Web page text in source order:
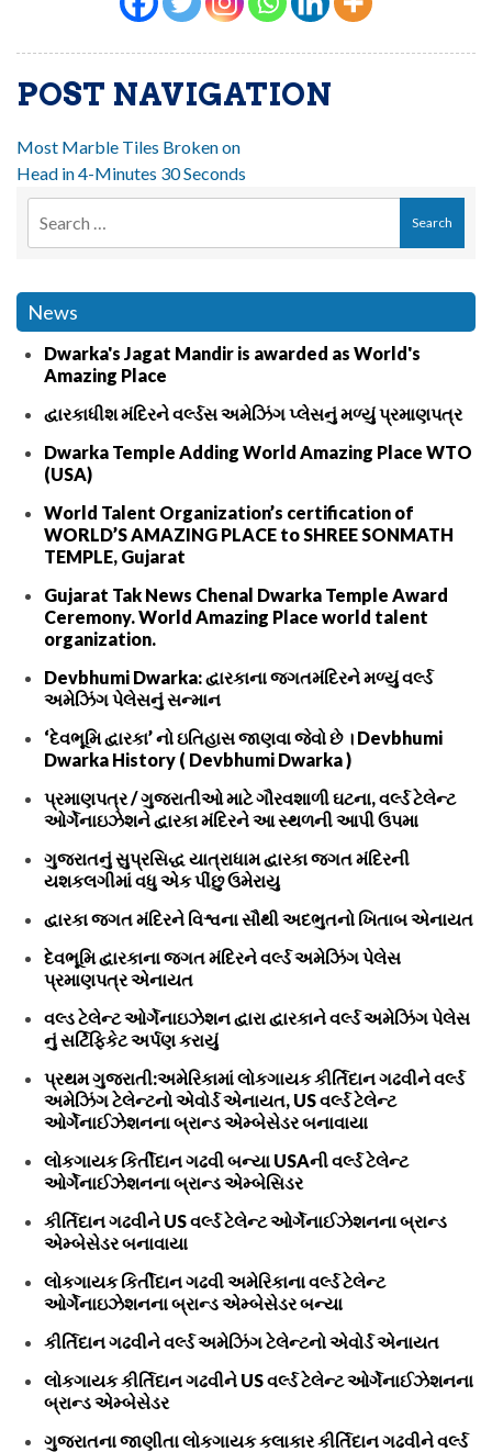
POST NAVIGATION
Most Marble Tiles Broken on
Head in 4-Minutes 30 Seconds
News
Dwarka's Jagat Mandir is awarded as World's
Amazing Place
દ્વારકાધીશ મંદિરને વર્લ્ડસ અમેઝિંગ પ્લેસનું મળ્યું પ્રમાણપત્ર
Dwarka Temple Adding World Amazing Place WTO
(USA)
World Talent Organization’s certification of
WORLD’S AMAZING PLACE to SHREE SONMATH
TEMPLE, Gujarat
Gujarat Tak News Chenal Dwarka Temple Award
Ceremony. World Amazing Place world talent
organization.
Devbhumi Dwarka: દ્વારકાના જગતમંદિરને મળ્યું વર્લ્ડ
અમેઝિંગ પેલેસનું સન્માન
‘દેવભૂમિ દ્વારકા’ નો ઇતિહાસ જાણવા જેવો છે । Devbhumi
Dwarka History ( Devbhumi Dwarka )
પ્રમાણપત્ર / ગુજરાતીઓ માટે ગૌરવશાળી ઘટના, વર્લ્ડ ટેલેન્ટ
ઓર્ગેનાઇઝેશને દ્વારકા મંદિરને આ સ્થળની આપી ઉપમા
ગુજરાતનું સુપ્રસિદ્ધ યાત્રાધામ દ્વારકા જગત મંદિરની
યશકલગીમાં વધુ એક પીંછુ ઉમેરાયુ
દ્વારકા જગત મંદિરને વિશ્વના સૌથી અદભુતનો ખિતાબ એનાયત
દેવભૂમિ દ્વારકાના જગત મંદિરને વર્લ્ડ અમેઝિંગ પેલેસ
પ્રમાણપત્ર એનાયત
વલ્ડ ટેલેન્ટ ઓર્ગેનાઇઝેશન દ્વારા દ્વારકાને વર્લ્ડ અમેઝિંગ પેલેસ
નું સર્ટિફિકેટ અર્પણ કરાયું
પ્રથમ ગુજરાતી:અમેરિકામાં લોકગાયક કીર્તિદાન ગઢવીને વર્લ્ડ
અમેઝિંગ ટેલેન્ટનો એવોર્ડ એનાયત, US વર્લ્ડ ટેલેન્ટ
ઓર્ગેનાઈઝેશનના બ્રાન્ડ એમ્બેસેડર બનાવાયા
લોકગાયક કિર્તીદાન ગઢવી બન્યા USAની વર્લ્ડ ટેલેન્ટ
ઓર્ગેનાઈઝેશનના બ્રાન્ડ એમ્બેસિડર
કીર્તિદાન ગઢવીને US વર્લ્ડ ટેલેન્ટ ઓર્ગેનાઈઝેશનના બ્રાન્ડ
એમ્બેસેડર બનાવાયા
લોકગાયક કિર્તીદાન ગઢવી અમેરિકાના વર્લ્ડ ટેલેન્ટ
ઓર્ગેનાઇઝેશનના બ્રાન્ડ એમ્બેસેડર બન્યા
કીર્તિદાન ગઢવીને વર્લ્ડ અમેઝિંગ ટેલેન્ટનો એવોર્ડ એનાયત
લોકગાયક કીર્તિદાન ગઢવીને US વર્લ્ડ ટેલેન્ટ ઓર્ગેનાઈઝેશનના
બ્રાન્ડ એમ્બેસેડર
ગુજરાતના જાણીતા લોકગાયક કલાકાર કીર્તિદાન ગઢવીને વર્લ્ડ